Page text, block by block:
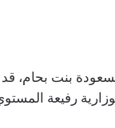
بنت بحام،
رفيعة